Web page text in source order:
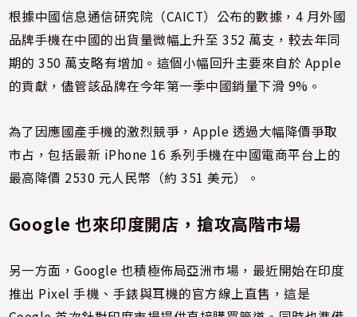
根據中國信息通信研究院（CAICT）公布的數據，4 月外國
品牌手機在中國的出貨量微幅上升至 352 萬支，較去年同
期的 350 萬支略有增加。這個小幅回升主要來自於 Apple
的貢獻，儘管該品牌在今年第一季中國銷量下滑 9%。
為了因應國產手機的激烈競爭，Apple 透過大幅降價爭取
市占，包括最新 iPhone 16 系列手機在中國電商平台上的
最高降價 2530 元人民幣（約 351 美元）。
Google 也來印度開店，搶攻高階市場
另一方面，Google 也積極佈局亞洲市場，最近開始在印度
推出 Pixel 手機、手錶與耳機的官方線上直售，這是